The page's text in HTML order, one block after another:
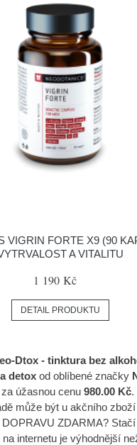
VIGRIN FORTE X9 (90
A VITALITU
1 190 Kč
DETAIL PRODUKTU
Dtox - tinktura bez
detoxod oblíbené značky
úžasnou cenu 980.00 Kč.
může být u akčního
DOPRAVU ZDARMA?
internetu je výhodnější